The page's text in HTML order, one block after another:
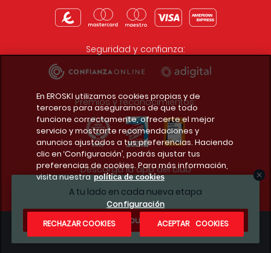
A tu lado en cada nueva etapa
¿Te apuntas?
Seguridad y confianza:
Premios y reconocimientos:
Descarga la app del club
Condiciones legales
En EROSKI utilizamos cookies propias y de
terceros para asegurarnos de que todo
funcione correctamente, ofrecerte el mejor
servicio y mostrarte recomendaciones y
anuncios ajustados a tus preferencias. Haciendo
clic en ‘Configuración’, podrás ajustar tus
preferencias de cookies. Para más información,
visita nuestra política de cookies
Configuración
RECHAZAR COOKIES
ACEPTAR COOKIES